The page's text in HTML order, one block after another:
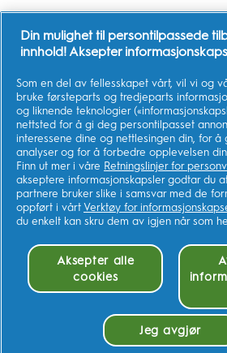
KJØP
LÆR
RELATERTE NETTSTEDER
Vår ambisjon
TA KONTAKT
Mine data
Regler og vilkår
Din mulighet til persontilpassede
innhold! Aksepter
Som en del av fellesskapet vårt, vil vi og
bruke førsteparts og tredjeparts
og liknende teknologier
nettsted for å gi deg persontilpasset
interessene dine og nettlesingen din, for å
analyser og for å forbedre opplevelsen
Finn ut mer i våre Retningslinjer for
akseptere informasjonskapsler godtar du
partnere bruker slike i samsvar med de
oppført i vårt Verktøy for
du enkelt kan skru dem av igjen når som
Aksepter alle
cookies
Jeg avgjør